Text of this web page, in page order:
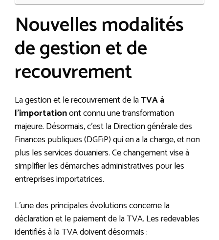
Nouvelles modalités
de gestion et de
recouvrement
La gestion et le recouvrement de laTVA à
l’importationont connu une transformation
majeure. Désormais, c’est la Direction générale des
Finances publiques (DGFiP) qui en a la charge, et non
plus les services douaniers. Ce changement vise à
simplifier les démarches administratives pour les
entreprises importatrices.
L’une des principales évolutions concerne la
déclaration et le paiement de la TVA. Les redevables
identifiés à la TVA doivent désormais :